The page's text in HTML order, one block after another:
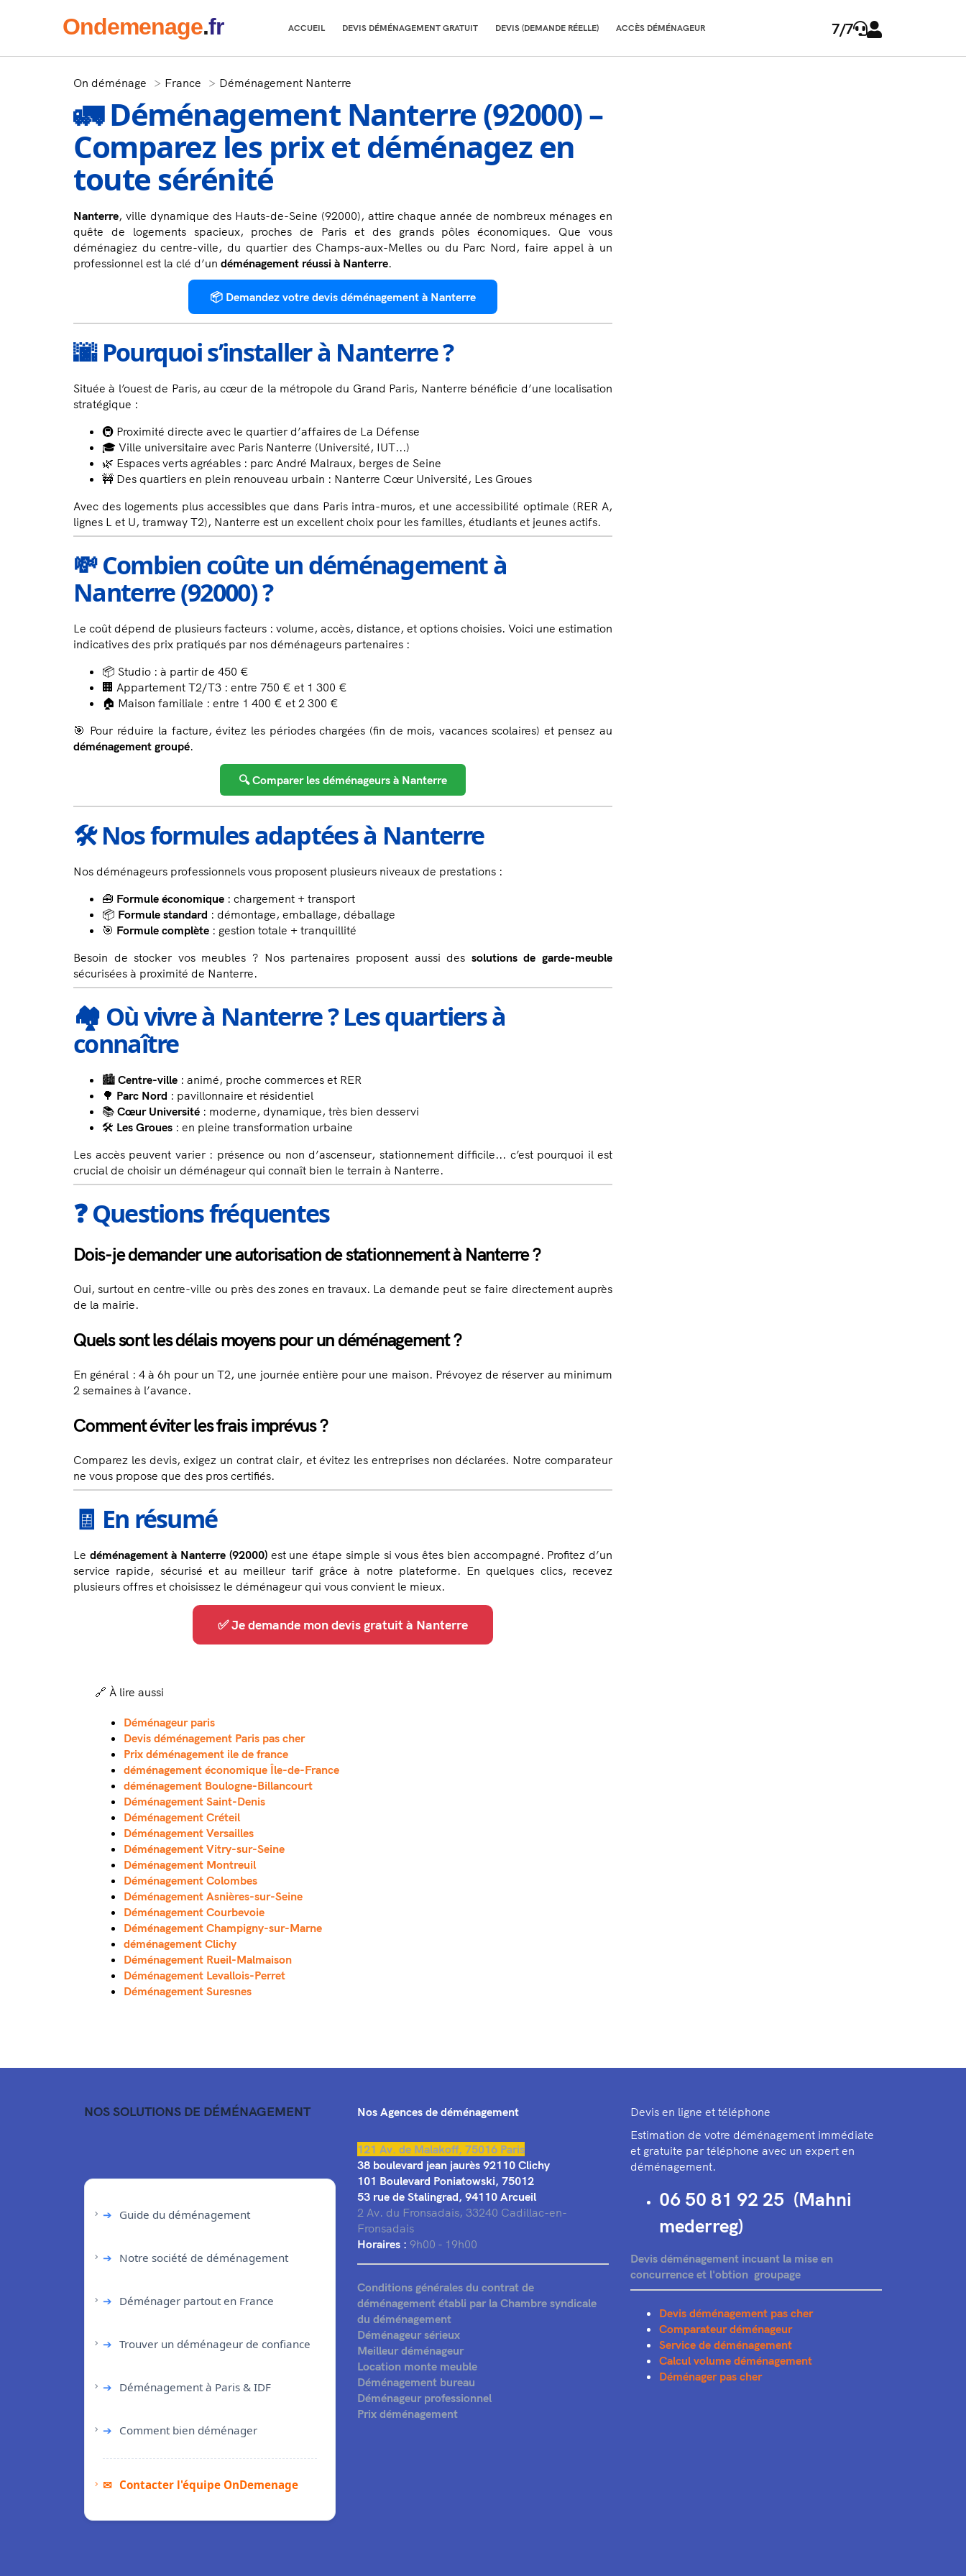
Ondemenage.fr ACCUEIL DEVIS DÉMÉNAGEMENT GRATUIT DEVIS (DEMANDE RÉELLE) ACCÈS DÉMÉNAGEUR 7/7
On déménage France Déménagement Nanterre
🚛 Déménagement Nanterre (92000) –
Comparez les prix et déménagez en
toute sérénité
Nanterre, ville dynamique des Hauts-de-Seine (92000), attire chaque année de nombreux ménages en
quête de logements spacieux, proches de Paris et des grands pôles économiques. Que vous
déménagiez du centre-ville, du quartier des Champs-aux-Melles ou du Parc Nord, faire appel à un
professionnel est la clé d’un déménagement réussi à Nanterre.
📦 Demandez votre devis déménagement à Nanterre
🌆 Pourquoi s’installer à Nanterre ?
Située à l’ouest de Paris, au cœur de la métropole du Grand Paris, Nanterre bénéficie d’une localisation
stratégique :
🚇 Proximité directe avec le quartier d’affaires de La Défense
🎓 Ville universitaire avec Paris Nanterre (Université, IUT...)
🌿 Espaces verts agréables : parc André Malraux, berges de Seine
🚧 Des quartiers en plein renouveau urbain : Nanterre Cœur Université, Les Groues
Avec des logements plus accessibles que dans Paris intra-muros, et une accessibilité optimale (RER A,
lignes L et U, tramway T2), Nanterre est un excellent choix pour les familles, étudiants et jeunes actifs.
💸 Combien coûte un déménagement à
Nanterre (92000) ?
Le coût dépend de plusieurs facteurs : volume, accès, distance, et options choisies. Voici une estimation
indicatives des prix pratiqués par nos déménageurs partenaires :
📦 Studio : à partir de 450 €
🏢 Appartement T2/T3 : entre 750 € et 1 300 €
🏠 Maison familiale : entre 1 400 € et 2 300 €
🎯 Pour réduire la facture, évitez les périodes chargées (fin de mois, vacances scolaires) et pensez au
déménagement groupé.
🔍 Comparer les déménageurs à Nanterre
🛠️ Nos formules adaptées à Nanterre
Nos déménageurs professionnels vous proposent plusieurs niveaux de prestations :
🧰 Formule économique : chargement + transport
📦 Formule standard : démontage, emballage, déballage
🎯 Formule complète : gestion totale + tranquillité
Besoin de stocker vos meubles ? Nos partenaires proposent aussi des solutions de garde-meuble
sécurisées à proximité de Nanterre.
🏘️ Où vivre à Nanterre ? Les quartiers à
connaître
🏙️ Centre-ville : animé, proche commerces et RER
🌳 Parc Nord : pavillonnaire et résidentiel
📚 Cœur Université : moderne, dynamique, très bien desservi
🛠️ Les Groues : en pleine transformation urbaine
Les accès peuvent varier : présence ou non d’ascenseur, stationnement difficile... c’est pourquoi il est
crucial de choisir un déménageur qui connaît bien le terrain à Nanterre.
❓ Questions fréquentes
Dois-je demander une autorisation de stationnement à Nanterre ?
Oui, surtout en centre-ville ou près des zones en travaux. La demande peut se faire directement auprès
de la mairie.
Quels sont les délais moyens pour un déménagement ?
En général : 4 à 6h pour un T2, une journée entière pour une maison. Prévoyez de réserver au minimum
2 semaines à l’avance.
Comment éviter les frais imprévus ?
Comparez les devis, exigez un contrat clair, et évitez les entreprises non déclarées. Notre comparateur
ne vous propose que des pros certifiés.
🧾 En résumé
Le déménagement à Nanterre (92000)est une étape simple si vous êtes bien accompagné. Profitez d’un
service rapide, sécurisé et au meilleur tarif grâce à notre plateforme. En quelques clics, recevez
plusieurs offres et choisissez le déménageur qui vous convient le mieux.
✅ Je demande mon devis gratuit à Nanterre
🔗 À lire aussi
Déménageur paris
Devis déménagement Paris pas cher
Prix déménagement ile de france
déménagement économique Île-de-France
déménagement Boulogne-Billancourt
Déménagement Saint-Denis
Déménagement Créteil
Déménagement Versailles
Déménagement Vitry-sur-Seine
Déménagement Montreuil
Déménagement Colombes
Déménagement Asnières-sur-Seine
Déménagement Courbevoie
Déménagement Champigny-sur-Marne
déménagement Clichy
Déménagement Rueil-Malmaison
Déménagement Levallois-Perret
Déménagement Suresnes
NOS SOLUTIONS DE DÉMÉNAGEMENT
➔ Guide du déménagement
➔ Notre société de déménagement
➔ Déménager partout en France
➔ Trouver un déménageur de confiance
➔ Déménagement à Paris & IDF
➔ Comment bien déménager
✉ Contacter l'équipe OnDemenage
Nos Agences de déménagement
121 Av. de Malakoff, 75016 Paris
38 boulevard jean jaurès 92110 Clichy
101 Boulevard Poniatowski, 75012
53 rue de Stalingrad, 94110 Arcueil
2 Av. du Fronsadais, 33240 Cadillac-en-
Fronsadais
Horaires : 9h00 - 19h00
Conditions générales du contrat de
déménagement établi par la Chambre syndicale
du déménagement
Déménageur sérieux
Meilleur déménageur
Location monte meuble
Déménagement bureau
Déménageur professionnel
Prix déménagement
Devis en ligne et téléphone
Estimation de votre déménagement immédiate
et gratuite par téléphone avec un expert en
déménagement.
06 50 81 92 25 (Mahni
mederreg)
Devis déménagement incuant la mise en
concurrence et l'obtion groupage
Devis déménagement pas cher
Comparateur déménageur
Service de déménagement
Calcul volume déménagement
Déménager pas cher